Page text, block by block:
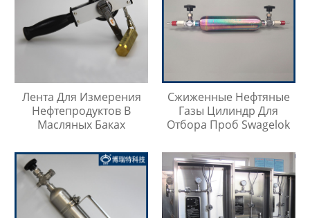
Лента Для Измерения
Нефтепродуктов В
Масляных Баках
Сжиженные Нефтяные
Газы Цилиндр Для
Отбора Проб Swagelok